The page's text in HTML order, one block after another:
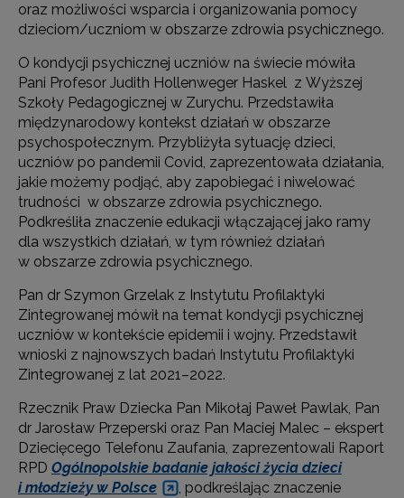
oraz możliwości wsparcia i organizowania pomocy
dzieciom/uczniom w obszarze zdrowia psychicznego.
O kondycji psychicznej uczniów na świecie mówiła
Pani Profesor Judith Hollenweger Haskel z Wyższej
Szkoły Pedagogicznej w Zurychu. Przedstawiła
międzynarodowy kontekst działań w obszarze
psychospołecznym. Przybliżyła sytuację dzieci,
uczniów po pandemii Covid, zaprezentowała działania,
jakie możemy podjąć, aby zapobiegać i niwelować
trudności w obszarze zdrowia psychicznego.
Podkreśliła znaczenie edukacji włączającej jako ramy
dla wszystkich działań, w tym również działań
w obszarze zdrowia psychicznego.
Pan dr Szymon Grzelak z Instytutu Profilaktyki
Zintegrowanej mówił na temat kondycji psychicznej
uczniów w kontekście epidemii i wojny. Przedstawił
wnioski z najnowszych badań Instytutu Profilaktyki
Zintegrowanej z lat 2021–2022.
Rzecznik Praw Dziecka Pan Mikołaj Paweł Pawlak, Pan
dr Jarosław Przeperski oraz Pan Maciej Malec – ekspert
Dziecięcego Telefonu Zaufania, zaprezentowali Raport
RPD Ogólnopolskie badanie jakości życia dzieci
i młodzieży w Polsce
, podkreślając znaczenie